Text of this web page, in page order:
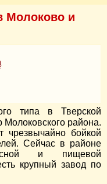
Молоково и
Молоковского района.
чрезвычайно бойкой
Сейчас в районе
и пищевой
крупный завод по